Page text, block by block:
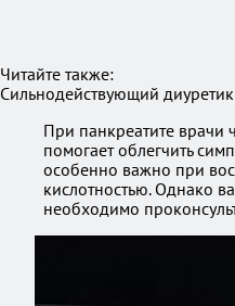
Читайте также:
Сильнодействующий
При панкреатите врачи
помогает облегчить
особенно важно при
кислотностью. Однако
необходимо